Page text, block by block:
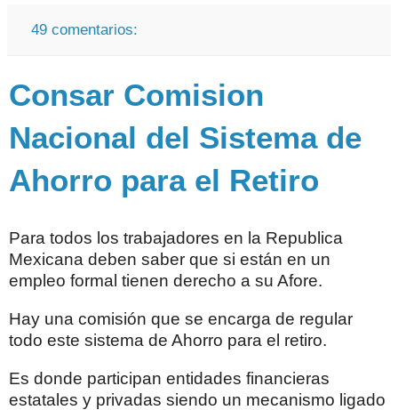
49 comentarios:
Consar Comision
Nacional del Sistema de
Ahorro para el Retiro
Para todos los trabajadores en la Republica
Mexicana deben saber que si están en un
empleo formal tienen derecho a su Afore.
Hay una comisión que se encarga de regular
todo este sistema de Ahorro para el retiro.
Es donde participan entidades financieras
estatales y privadas siendo un mecanismo ligado